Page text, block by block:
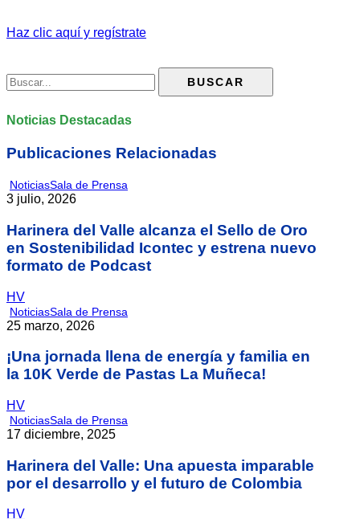
Haz clic aquí y regístrate
Noticias Destacadas
Publicaciones Relacionadas
NoticiasSala de Prensa
3 julio, 2026
Harinera del Valle alcanza el Sello de Oro
en Sostenibilidad Icontec y estrena nuevo
formato de Podcast
HV
NoticiasSala de Prensa
25 marzo, 2026
¡Una jornada llena de energía y familia en
la 10K Verde de Pastas La Muñeca!
HV
NoticiasSala de Prensa
17 diciembre, 2025
Harinera del Valle: Una apuesta imparable
por el desarrollo y el futuro de Colombia
HV